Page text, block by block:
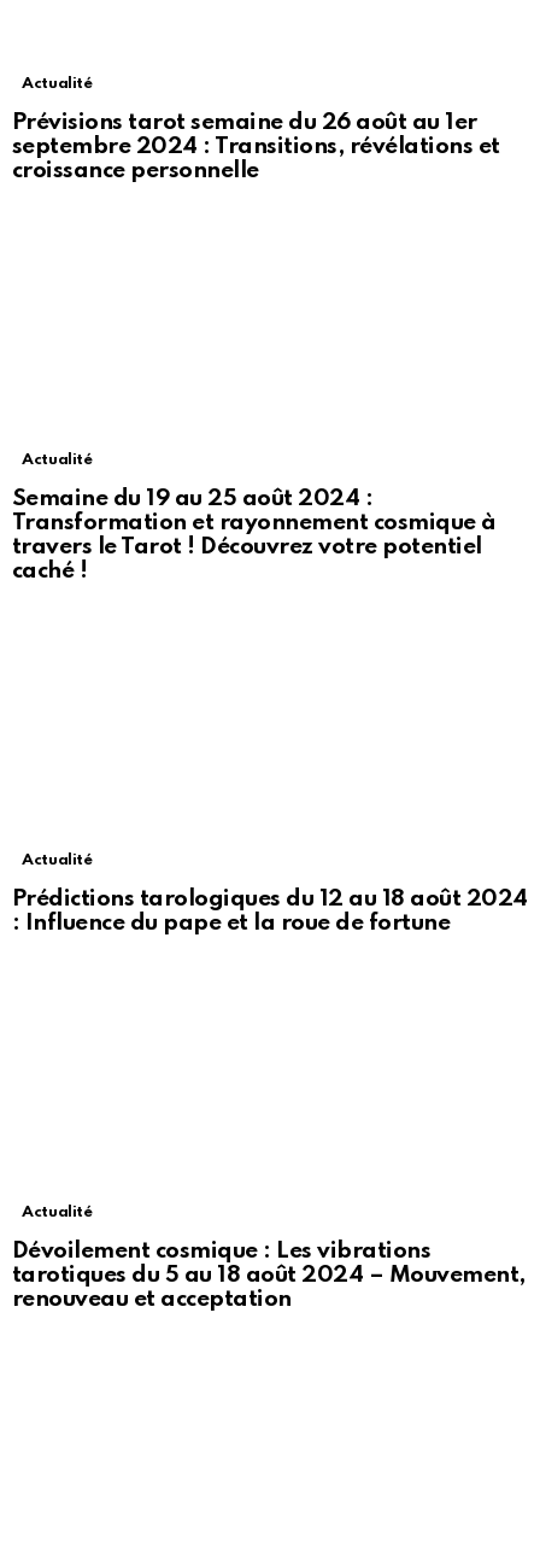
Actualité
Prévisions tarot semaine du 26 août au 1er
septembre 2024 : Transitions, révélations et
croissance personnelle
Actualité
Semaine du 19 au 25 août 2024 :
Transformation et rayonnement cosmique à
travers le Tarot ! Découvrez votre potentiel
caché !
Actualité
Prédictions tarologiques du 12 au 18 août 2024
: Influence du pape et la roue de fortune
Actualité
Dévoilement cosmique : Les vibrations
tarotiques du 5 au 18 août 2024 – Mouvement,
renouveau et acceptation